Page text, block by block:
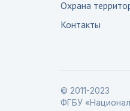
Охрана
Контакты
© 2011-2023
ФГБУ